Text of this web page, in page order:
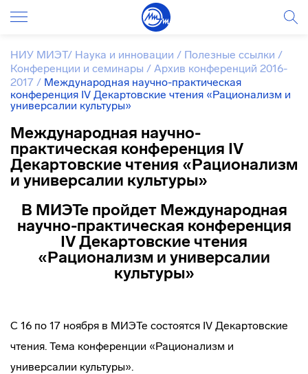
НИУ МИЭТ/ Наука и инновации / Полезные ссылки /
Конференции и семинары / Архив конференций 2016-
2017 / Международная научно-практическая
конференция IV Декартовские чтения «Рационализм и
универсалии культуры»
Международная научно-
практическая конференция IV
Декартовские чтения «Рационализм
и универсалии культуры»
В МИЭТе пройдет Международная
научно-практическая конференция
IV Декартовские чтения
«Рационализм и универсалии
культуры»
C 16 по 17 ноября в МИЭТе состоятся IV Декартовские
чтения. Тема конференции «Рационализм и
универсалии культуры».